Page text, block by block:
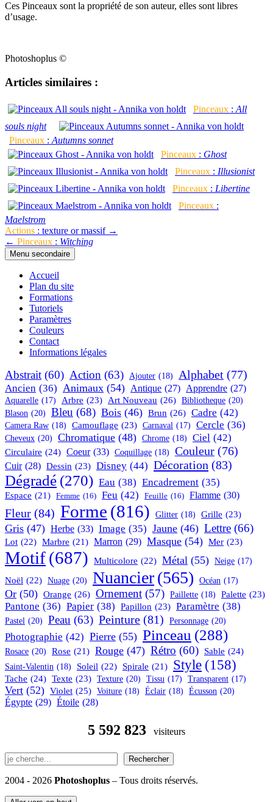
Ces Pinceaux sont la propriété de son auteur, elles sont libres
d’usage.
Photoshoplus ©
Articles similaires :
Pinceaux : All
souls night
Pinceaux : Autumns sonnet
Pinceaux : Ghost
Pinceaux : Illusionist
Pinceaux : Libertine
Pinceaux :
Maelstrom
Navigation
de
l’article
Actions : texture or massif →
← Pinceaux : Witching
Menu secondaire
Accueil
Plan du site
Formations
Tutoriels
Paramètres
Couleurs
Contact
Informations légales
Abstrait (60) Action (63) Ajouter (18) Alphabet (77)
Ancien (36) Animaux (54) Antique (27) Apprendre (27)
Aquarelle (17) Arbre (23) Art Nouveau (26) Bibliotheque (20)
Blason (20) Bleu (68) Bois (46) Brun (26) Cadre (42)
Camera Raw (18) Camouflage (23) Carnaval (17) Cercle (36)
Cheveux (20) Chromatique (48) Chrome (18) Ciel (42)
Circulaire (24) Coeur (33) Coquillage (18) Couleur (76)
Cuir (28) Dessin (23) Disney (44) Décoration (83)
Dégradé (270) Eau (38) Encadrement (35)
Espace (21) Femme (16) Feu (42) Feuille (16) Flamme (30)
Fleur (84) Forme (816) Glitter (18) Grille (23)
Gris (47) Herbe (33) Image (35) Jaune (46) Lettre (66)
Lot (22) Marbre (21) Marron (29) Masque (54) Mer (23)
Motif(687) Multicolore (22) Métal (55) Neige (17)
Noël (22) Nuage (20) Nuancier(565) Océan (17)
Or (50) Orange (26) Ornement (57) Paillette (18) Palette (23)
Pantone (36) Papier (38) Papillon (23) Paramètre (38)
Pastel (20) Peau (63) Peinture (81) Personnage (20)
Photographie (42) Pierre (55) Pinceau (288)
Rosace (20) Rose (21) Rouge (47) Rétro (60) Sable (24)
Saint-Valentin (18) Soleil (22) Spirale (21) Style (158)
Tache (24) Texte (23) Texture (20) Tissu (17) Transparent (17)
Vert (52) Violet (25) Voiture (18) Éclair (18) Écusson (20)
Égypte (29) Étoile (28)
5 592 823 visiteurs
Rechercher Rechercher
2004 - 2026 Photoshoplus – Tous droits réservés.